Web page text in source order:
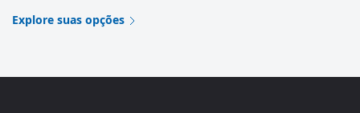
Explore suas opções